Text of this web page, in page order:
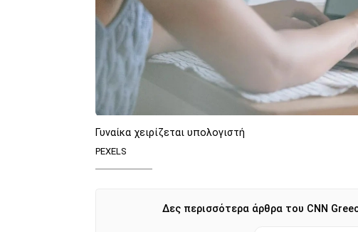
Γυναίκα χειρίζεται υπολογιστή
PEXELS
Δες περισσότερα άρθρα του CNN